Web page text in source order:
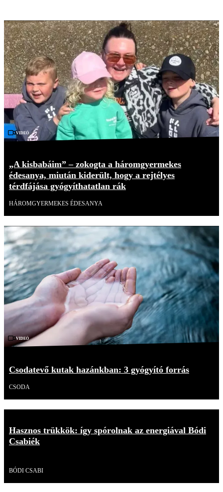
Videó
„A kisbabáim” – zokogta a háromgyermekes
édesanya, miután kiderült, hogy a rejtélyes
térdfájása gyógyíthatatlan rák
HÁROMGYERMEKES ÉDESANYA
Videó
Csodatevő kutak hazánkban: 3 gyógyító forrás
CSODA
Hasznos trükkök: így spórolnak az energiával Bódi
Csabiék
BÓDI CSABI